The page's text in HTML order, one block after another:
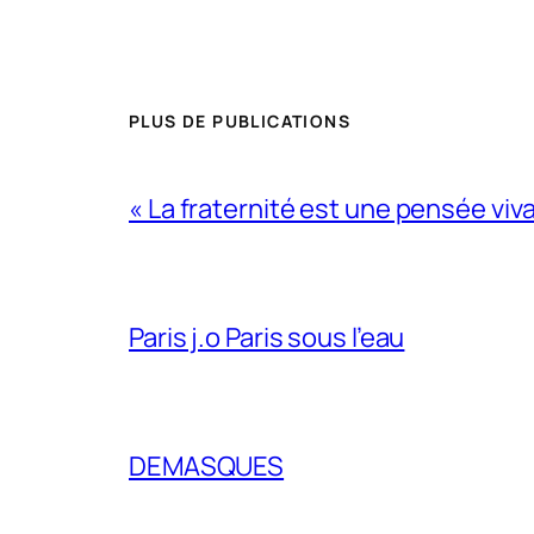
PLUS DE PUBLICATIONS
« La fraternité est une pensée
Paris j.o Paris sous l’eau
DEMASQUES